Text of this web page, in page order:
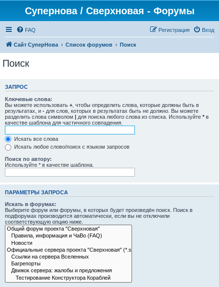
Супернова / Сверхновая - Форумы
FAQ Вход
Регистрация
Сайт СуперНова Список форумов Поиск
Поиск
ЗАПРОС
Ключевые слова:
Вы можете использовать + , чтобы определить слова, которые должны быть в
результатах, и - для слов, которых в результатах быть не должно. Вы можете
разделить слова символом | для поиска любого слова из списка. Используйте * в
качестве шаблона для частичного совпадения.
Искать все слова
Искать любое слово/поиск с языком запросов
Поиск по автору:
Используйте * в качестве шаблона.
ПАРАМЕТРЫ ЗАПРОСА
Искать в форумах:
Выберите форум или форумы, в которых будет произведён поиск. Поиск в
подфорумах производится автоматически, если вы не отключили
соответствующую опцию ниже.